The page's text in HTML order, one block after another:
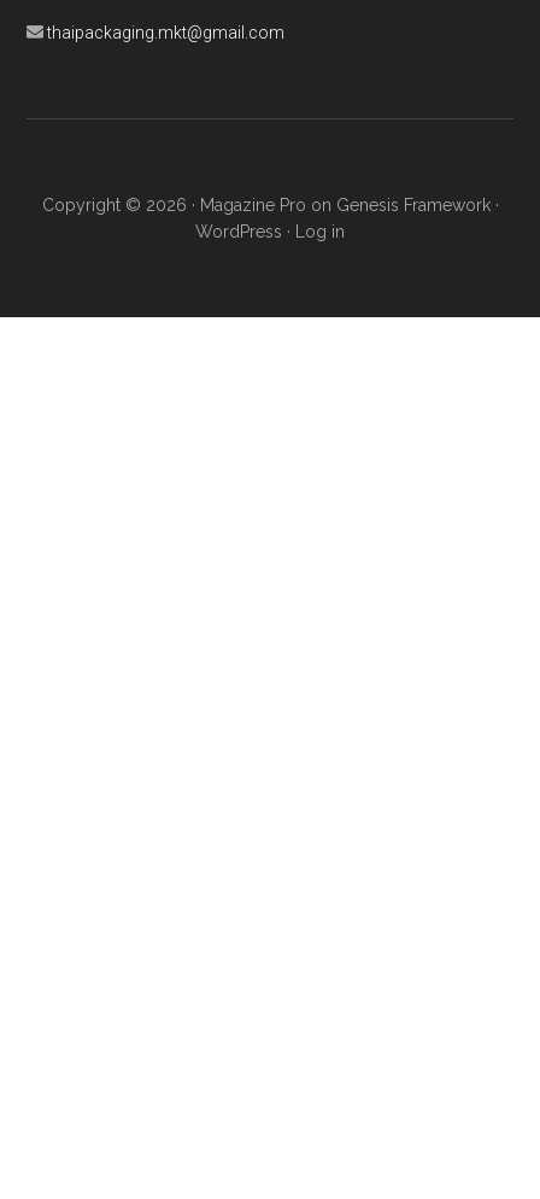
thaipackaging.mkt@gmail.com
Copyright © 2026 · Magazine Pro on Genesis Framework·
WordPress · Log in